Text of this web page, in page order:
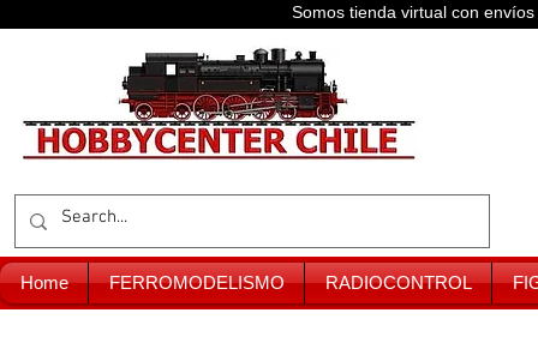
Somos tienda virtual con
Home FERROMODELISMO RADIOCONTROL